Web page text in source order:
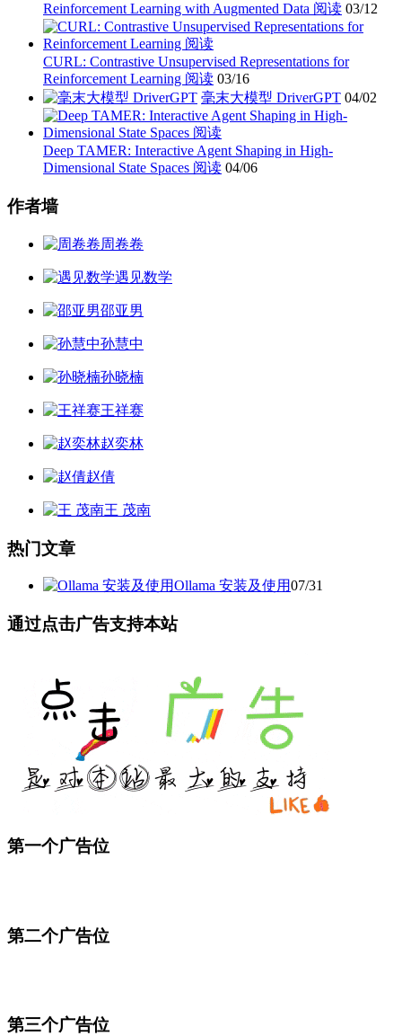
Reinforcement Learning with Augmented Data 阅读 03/12
CURL: Contrastive Unsupervised Representations for
Reinforcement Learning 阅读 03/16
毫末大模型 DriverGPT 04/02
Deep TAMER: Interactive Agent Shaping in High-
Dimensional State Spaces 阅读 04/06
作者墙
周卷卷
遇见数学
邵亚男
孙慧中
孙晓楠
王祥赛
赵奕林
赵倩
王 茂南
热门文章
Ollama 安装及使用07/31
通过点击广告支持本站
第一个广告位
第二个广告位
第三个广告位